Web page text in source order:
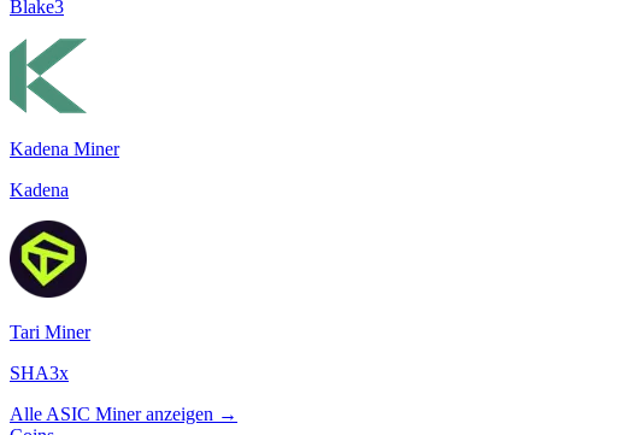
Blake3
Kadena Miner
Kadena
Tari Miner
SHA3x
Alle ASIC Miner anzeigen →